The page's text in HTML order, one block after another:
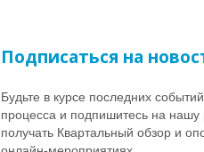
Подписаться на
Будьте в курсе последних
процесса и подпишитесь на нашу
получать Квартальный обзор и